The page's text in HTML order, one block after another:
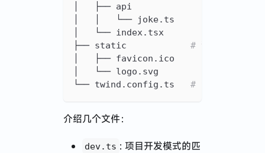
│   ├── api
│   │   └── joke.ts
│   └── index.tsx
├── static # 静态资源
│   ├── favicon.ico
│   └── logo.svg
└── twind.config.ts # twind配置文件
介绍几个文件：
dev.ts : 项目开发模式的匹